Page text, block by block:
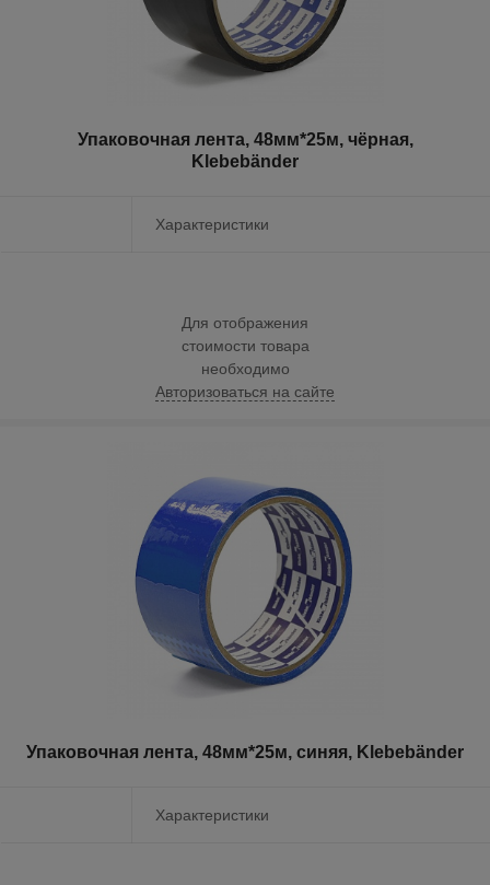
Упаковочная лента, 48мм*25м, чёрная,
Klebebänder
Характеристики
Для отображения
стоимости товара
необходимо
Авторизоваться на сайте
Упаковочная лента, 48мм*25м, синяя, Klebebänder
Характеристики